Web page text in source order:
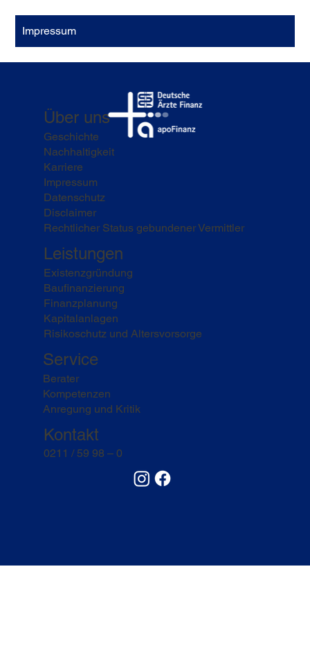
Impressum
Kontakt
0211 / 59 98 – 0
Service
Berater
Kompetenzen
Anregung und Kritik
Leistungen
Existenzgründung
Baufinanzierung
Finanzplanung
Kapitalanlagen
Risikoschutz und Altersvorsorge
Über uns
Geschichte
Nachhaltigkeit
Karriere
Impressum
Datenschutz
Disclaimer
Rechtlicher Status gebundener Vermittler